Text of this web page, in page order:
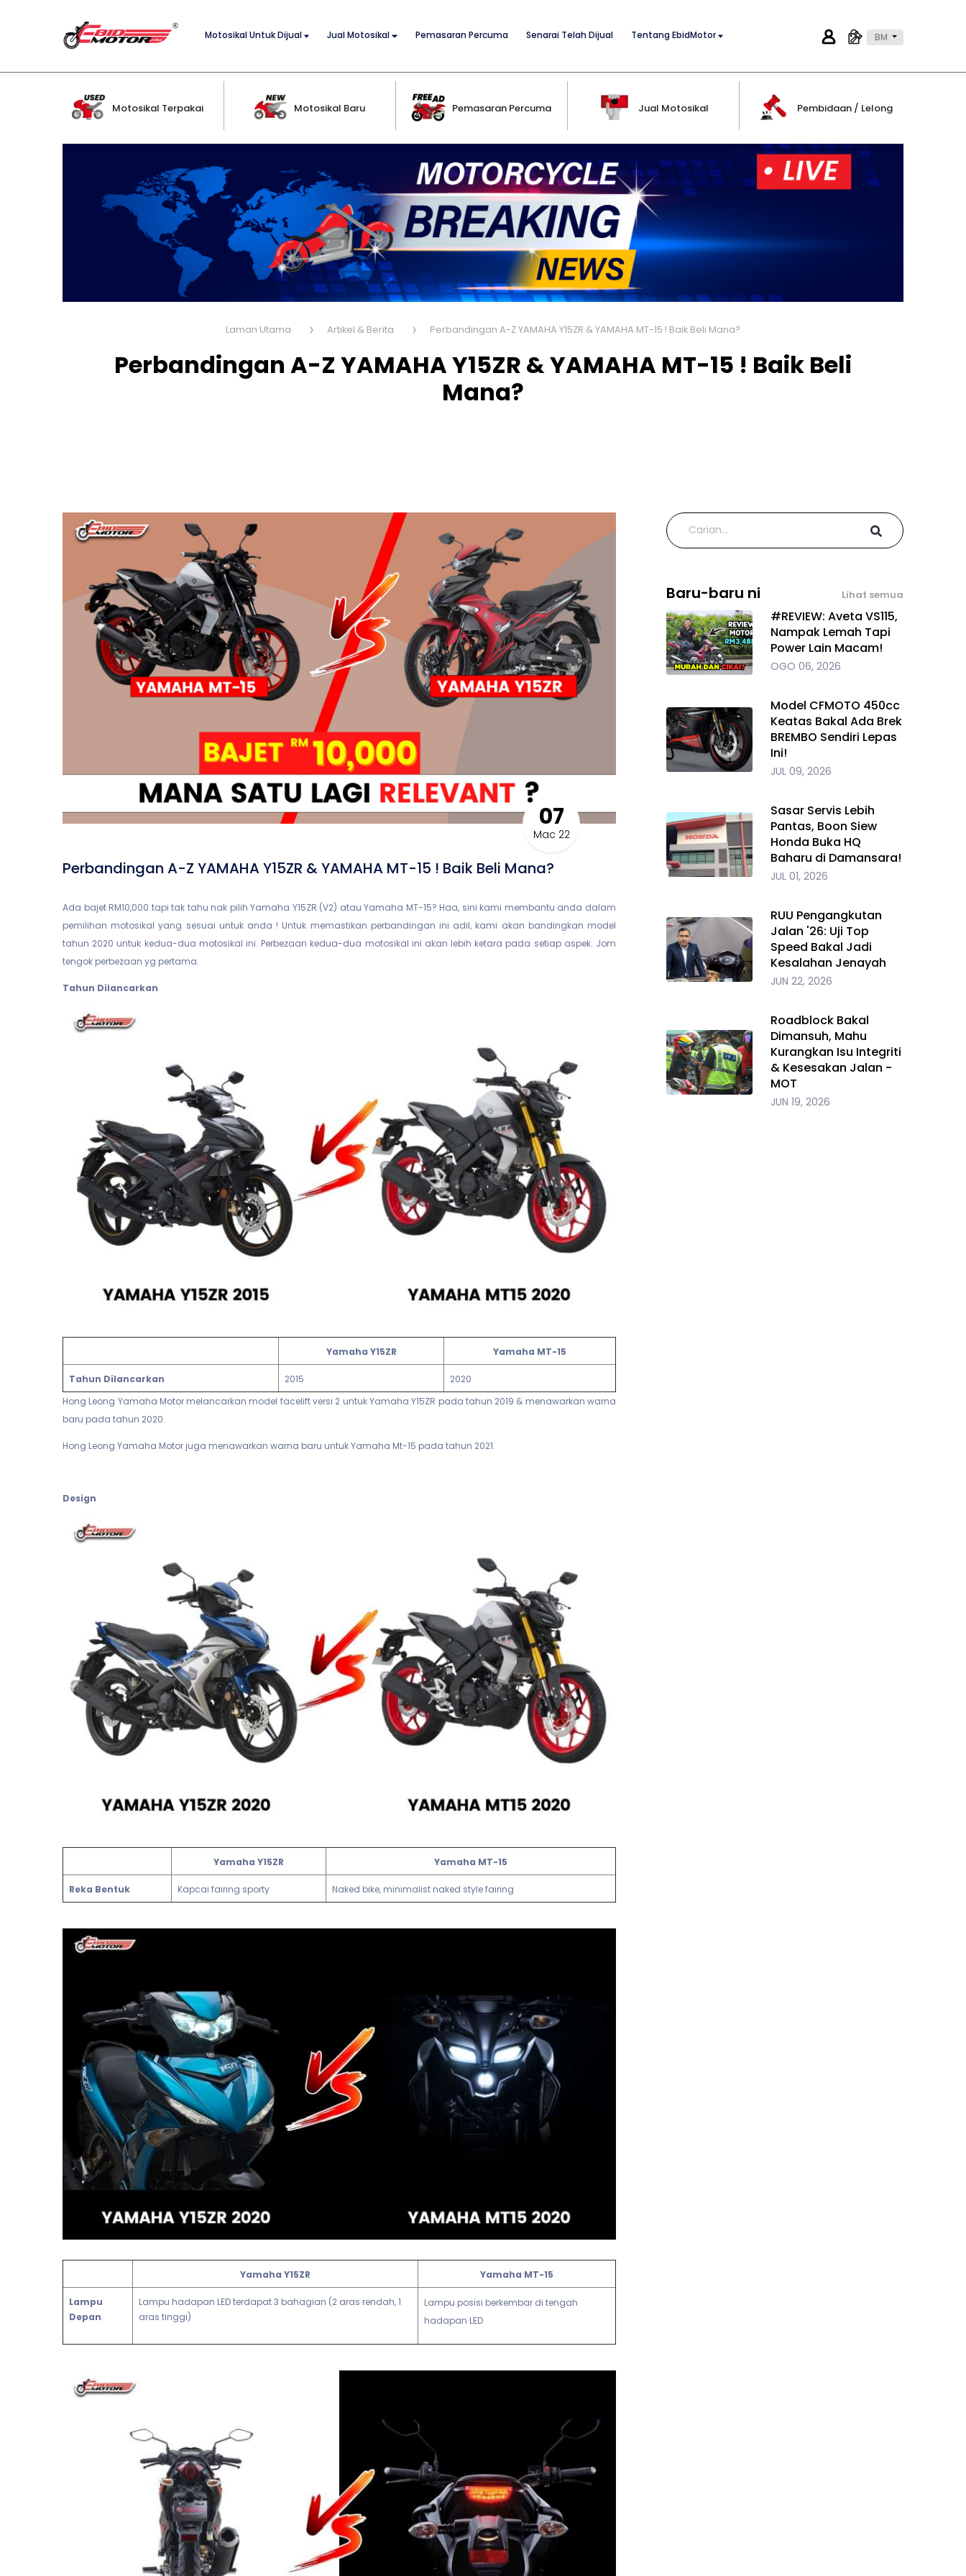
Motosikal Untuk Dijual Jual Motosikal Pemasaran Percuma Senarai Telah Dijual Tentang EbidMotor BM
Motosikal Terpakai Motosikal Baru Pemasaran Percuma Jual Motosikal Pembidaan / Lelong
Laman Utama Artikel & Berita Perbandingan A-Z YAMAHA Y15ZR & YAMAHA MT-15 ! Baik Beli Mana?
Perbandingan A-Z YAMAHA Y15ZR & YAMAHA MT-15 ! Baik Beli
Mana?
07
Mac 22
Perbandingan A-Z YAMAHA Y15ZR & YAMAHA MT-15 ! Baik Beli Mana?
Ada bajet RM10,000 tapi tak tahu nak pilih Yamaha Y15ZR (V2) atau Yamaha MT-15? Haa, sini kami membantu anda dalam
pemilihan motosikal yang sesuai untuk anda ! Untuk memastikan perbandingan ini adil, kami akan bandingkan model
tahun 2020 untuk kedua-dua motosikal ini. Perbezaan kedua-dua motosikal ini akan lebih ketara pada setiap aspek. Jom
tengok perbezaan yg pertama.
Tahun Dilancarkan
Yamaha Y15ZR Yamaha MT-15
Tahun Dilancarkan 2015
2020
Hong Leong Yamaha Motor melancarkan model facelift versi 2 untuk Yamaha Y15ZR pada tahun 2019 & menawarkan warna
baru pada tahun 2020.
Hong Leong Yamaha Motor juga menawarkan warna baru untuk Yamaha Mt-15 pada tahun 2021.
Design
Yamaha Y15ZR Yamaha MT-15
Reka Bentuk Kapcai fairing sporty Naked bike, minimalist naked style fairing
Yamaha Y15ZR Yamaha MT-15
Lampu
Depan
Lampu hadapan LED terdapat 3 bahagian (2 aras rendah, 1
aras tinggi)
Lampu posisi berkembar di tengah
hadapan LED
Baru-baru ni Lihat semua
#REVIEW: Aveta VS115,
Nampak Lemah Tapi
Power Lain Macam!
OGO 06, 2026
Model CFMOTO 450cc
Keatas Bakal Ada Brek
BREMBO Sendiri Lepas
Ini!
JUL 09, 2026
Sasar Servis Lebih
Pantas, Boon Siew
Honda Buka HQ
Baharu di Damansara!
JUL 01, 2026
RUU Pengangkutan
Jalan '26: Uji Top
Speed Bakal Jadi
Kesalahan Jenayah
JUN 22, 2026
Roadblock Bakal
Dimansuh, Mahu
Kurangkan Isu Integriti
& Kesesakan Jalan -
MOT
JUN 19, 2026